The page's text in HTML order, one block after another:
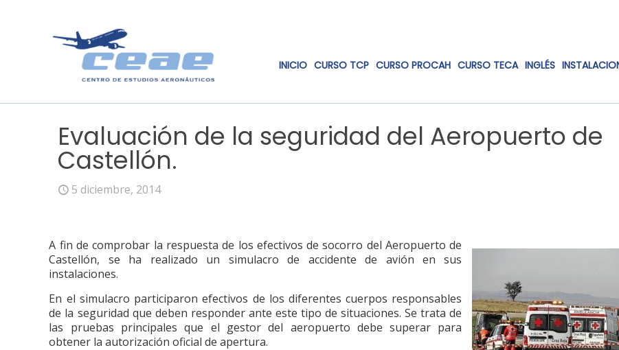
INICIO CURSO TCP CURSO PROCAH CURSO TECA INGLÉS
Evaluación de la seguridad del Aeropuerto de
Castellón.
5 diciembre, 2014
A fin de comprobar la respuesta de los efectivos de socorro del Aeropuerto de
Castellón, se ha realizado un simulacro de accidente de avión en sus
instalaciones.
En el simulacro participaron efectivos de los diferentes cuerpos responsables
de la seguridad que deben responder ante este tipo de situaciones. Se trata de
las pruebas principales que el gestor del aeropuerto debe superar para
obtener la autorización oficial de apertura.